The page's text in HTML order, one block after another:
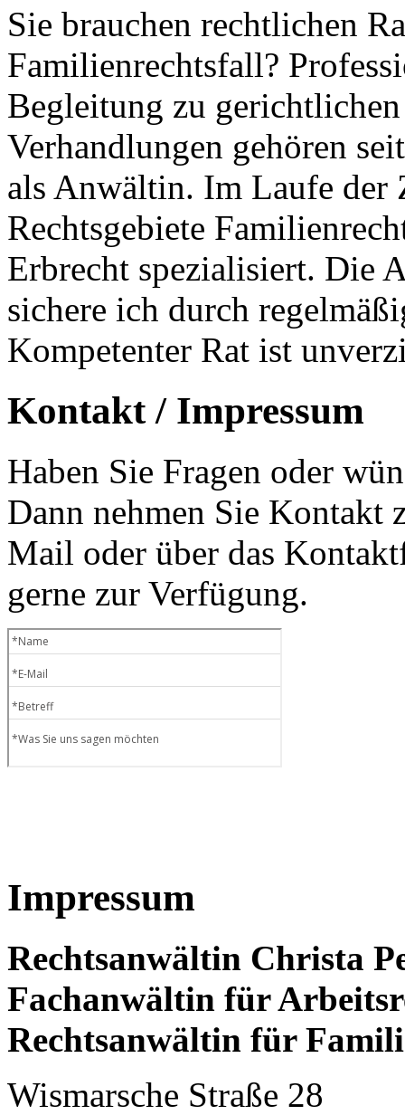
Sie brauchen rechtlichen
Familienrechtsfall?
Begleitung zu
Verhandlungen gehören
als Anwältin. Im Laufe der
Rechtsgebiete
Erbrecht spezialisiert. Die
sichere ich durch
Kompetenter Rat ist
Kontakt / Impressum
Haben Sie Fragen oder
Dann nehmen Sie Kontakt
Mail oder über das
gerne zur Verfügung.
Impressum
Rechtsanwältin Christa
Fachanwältin für
Rechtsanwältin für
Wismarsche Straße 28